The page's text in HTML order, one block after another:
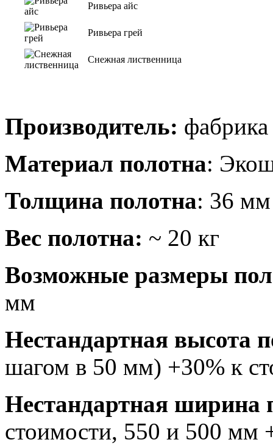
Ривьера айс
Ривьера грей
Снежная лиственница
Производитель:
Материал полотна:
Толщина полотна: 36 мм
Вес полотна: ~ 20 кг
Возможные размеры
мм
Нестандартная высота
шагом в 50 мм) +30% к
Нестандартная ширина
стоимости, 550 и 500 мм